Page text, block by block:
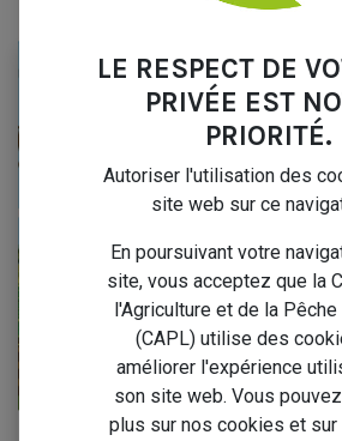
par Marc
LE RESPECT DE
PRIVÉE EST
PRIORITÉ.
Autoriser l'utilisation des
site web sur ce
En poursuivant votre
site, vous acceptez que la
l'Agriculture et de la Pêche
(CAPL) utilise des
améliorer l'expérience
son site web. Vous
plus sur nos cookies et sur